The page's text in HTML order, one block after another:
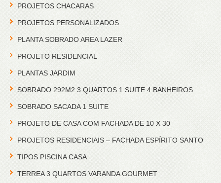
PROJETOS CHACARAS
PROJETOS PERSONALIZADOS
PLANTA SOBRADO AREA LAZER
PROJETO RESIDENCIAL
PLANTAS JARDIM
SOBRADO 292M2 3 QUARTOS 1 SUITE 4 BANHEIROS
SOBRADO SACADA 1 SUITE
PROJETO DE CASA COM FACHADA DE 10 X 30
PROJETOS RESIDENCIAIS – FACHADA ESPÍRITO SANTO
TIPOS PISCINA CASA
TERREA 3 QUARTOS VARANDA GOURMET